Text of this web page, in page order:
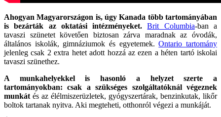
Ahogyan Magyarországon is, úgy Kanada több tartományában
is bezárták az oktatási intézményeket.
Brit Columbia-ban a
tavaszi szünetet követően biztosan zárva maradnak az óvodák,
általános iskolák, gimnáziumok és egyetemek.Ontario tartomány
jelenleg csak 2 extra hetet adott hozzá az ezen a héten tartó iskolai
tavaszi szünethez.
A munkahelyekkel is hasonló a helyzet szerte a
tartományokban: csak a szükséges szolgáltatóknál végeznek
munkát és az élélmiszerüzletek, gyógyszertárak, benzinkutak, likőr
boltok tartanak nyitva. Aki megteheti, otthonról végezi a munkáját.